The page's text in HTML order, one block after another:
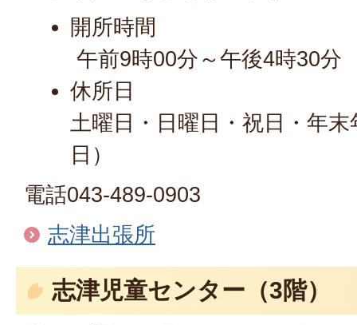
開所時間
午前9時00分～午後4時30分
休所日
土曜日・日曜日・祝日・年
日）
電話043-489-0903
志津出張所
志津児童センター（3階）